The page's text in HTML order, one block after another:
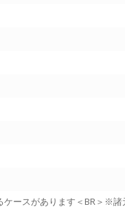
ースがあります＜BR＞※